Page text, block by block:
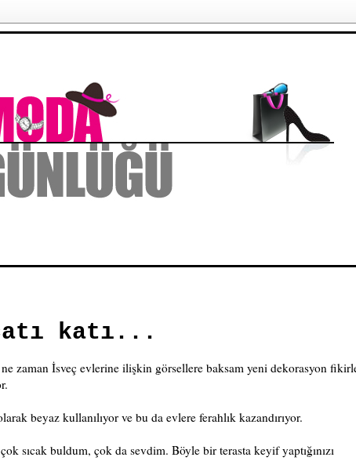
katı...
ne zaman İsveç evlerine ilişkin görsellere baksam yeni dekorasyon
beyaz kullanılıyor ve bu da evlere ferahlık kazandırıyor.
sıcak buldum, çok da sevdim. Böyle bir terasta keyif yaptığınızı